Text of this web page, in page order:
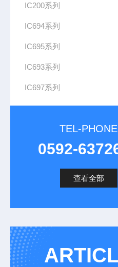
IC200系列
IC694系列
IC695系列
IC693系列
IC697系列
TEL-PHONE
0592-
查看全部